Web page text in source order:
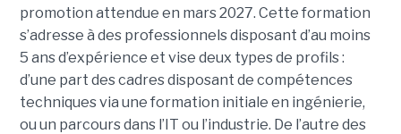
promotion attendue en mars 2027. Cette formation
s’adresse à des professionnels disposant d’au moins
5 ans d’expérience et vise deux types de profils :
d’une part des cadres disposant de compétences
techniques via une formation initiale en ingénierie,
ou un parcours dans l’IT ou l’industrie. De l’autre des